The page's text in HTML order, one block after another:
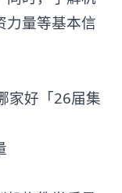
同时，了解机
力量等基本信